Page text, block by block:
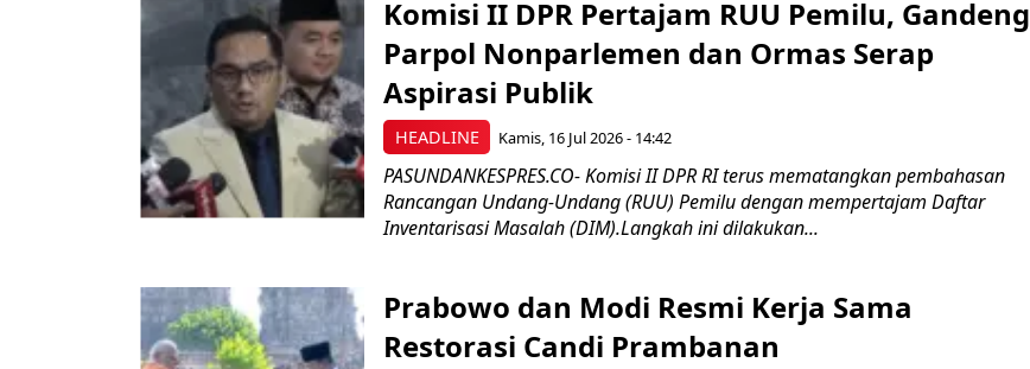
HEADLINE
Komisi II DPR Pertajam RUU Pemilu, Gandeng
Parpol Nonparlemen dan Ormas Serap
Aspirasi Publik
Kamis, 16 Jul 2026 - 14:42
PASUNDANKESPRES.CO- Komisi II DPR RI terus mematangkan pembahasan
Rancangan Undang-Undang (RUU) Pemilu dengan mempertajam Daftar
Inventarisasi Masalah (DIM).Langkah ini dilakukan...
Prabowo dan Modi Resmi Kerja Sama
Restorasi Candi Prambanan